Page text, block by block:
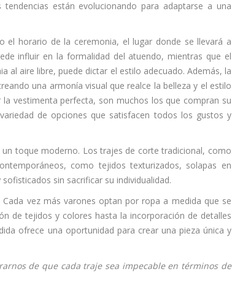
están evolucionando para adaptarse a una
el horario de la ceremonia, el lugar donde se llevará a
influir en la formalidad del atuendo, mientras que el
al aire libre, puede dictar el estilo adecuado. Además, la
una armonía visual que realce la belleza y el estilo
vestimenta perfecta, son muchos los que compran su
de opciones que satisfacen todos los gustos y
toque moderno. Los trajes de corte tradicional, como
como tejidos texturizados, solapas en
sin sacrificar su individualidad.
vez más varones optan por ropa a medida que se
de tejidos y colores hasta la incorporación de detalles
ofrece una oportunidad para crear una pieza única y
de que cada traje sea impecable en términos de